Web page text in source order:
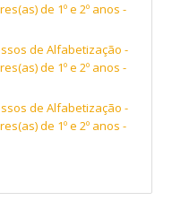
de 1º e 2º anos -
de Alfabetização -
de 1º e 2º anos -
de Alfabetização -
de 1º e 2º anos -